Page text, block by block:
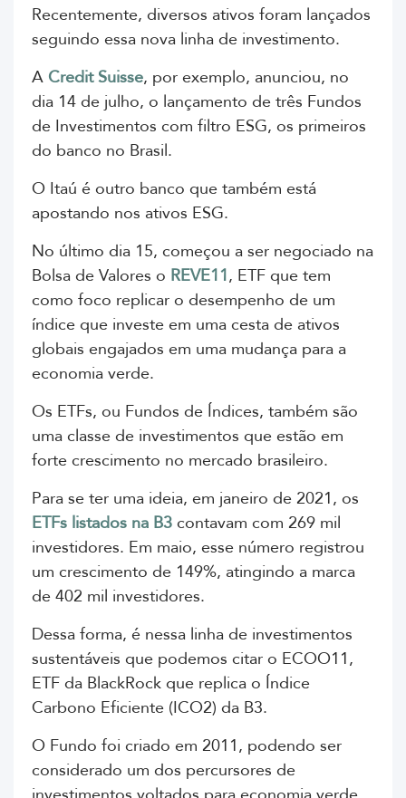
Recentemente, diversos ativos foram lançados
seguindo essa nova linha de investimento.
A Credit Suisse, por exemplo, anunciou, no
dia 14 de julho, o lançamento de três Fundos
de Investimentos com filtro ESG, os primeiros
do banco no Brasil.
O Itaú é outro banco que também está
apostando nos ativos ESG.
No último dia 15, começou a ser negociado na
Bolsa de Valores o REVE11, ETF que tem
como foco replicar o desempenho de um
índice que investe em uma cesta de ativos
globais engajados em uma mudança para a
economia verde.
Os ETFs, ou Fundos de Índices, também são
uma classe de investimentos que estão em
forte crescimento no mercado brasileiro.
Para se ter uma ideia, em janeiro de 2021, os
ETFs listados na B3 contavam com 269 mil
investidores. Em maio, esse número registrou
um crescimento de 149%, atingindo a marca
de 402 mil investidores.
Dessa forma, é nessa linha de investimentos
sustentáveis que podemos citar o ECOO11,
ETF da BlackRock que replica o Índice
Carbono Eficiente (ICO2) da B3.
O Fundo foi criado em 2011, podendo ser
considerado um dos percursores de